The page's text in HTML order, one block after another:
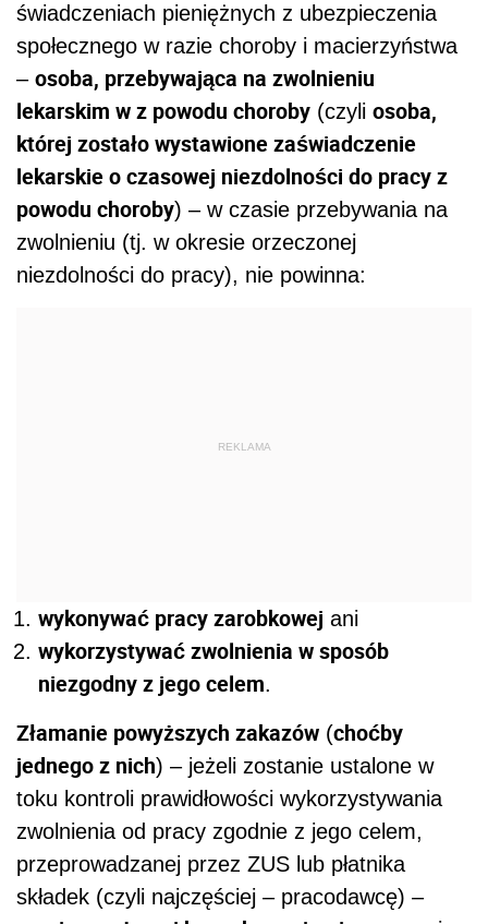
świadczeniach pieniężnych z ubezpieczenia
społecznego w razie choroby i macierzyństwa
– osoba, przebywająca na zwolnieniu
lekarskim w z powodu choroby (czyli osoba,
której zostało wystawione zaświadczenie
lekarskie o czasowej niezdolności do pracy z
powodu choroby) – w czasie przebywania na
zwolnieniu (tj. w okresie orzeczonej
niezdolności do pracy), nie powinna:
REKLAMA
wykonywać pracy zarobkowej ani
wykorzystywać zwolnienia w sposób
niezgodny z jego celem.
Złamanie powyższych zakazów (choćby
jednego z nich) – jeżeli zostanie ustalone w
toku kontroli prawidłowości wykorzystywania
zwolnienia od pracy zgodnie z jego celem,
przeprowadzanej przez ZUS lub płatnika
składek (czyli najczęściej – pracodawcę) –